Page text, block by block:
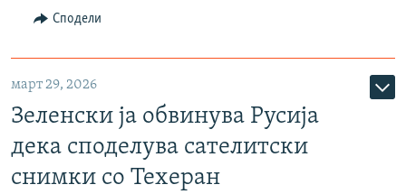
Сподели
март 29, 2026
Зеленски ја обвинува Русија
дека споделува сателитски
снимки со Техеран